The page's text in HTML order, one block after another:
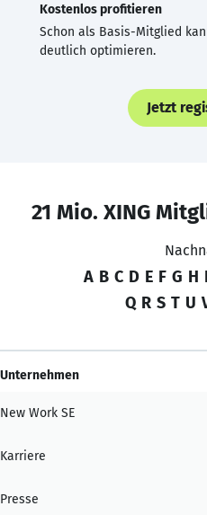
Kostenlos profitieren
Schon als Basis-Mitglied
deutlich optimieren.
Jetzt
21 Mio. XING
A B C D E F G H
Q R S T U
Unternehmen
New Work SE
Karriere
Presse